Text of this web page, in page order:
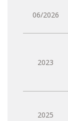
06/2026
2023
2025